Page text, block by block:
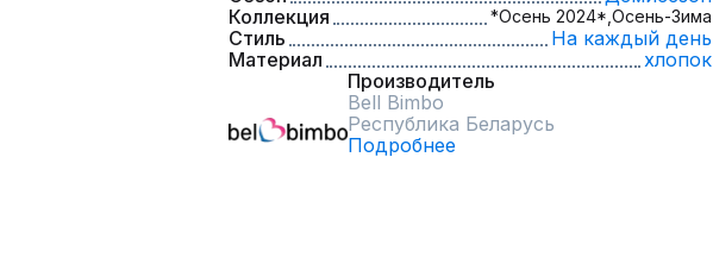
Коллекция
*Осень 2024*, Осень-Зима
Стиль
На каждый день
Материал
хлопок
Производитель
Bell Bimbo
Республика Беларусь
Подробнее